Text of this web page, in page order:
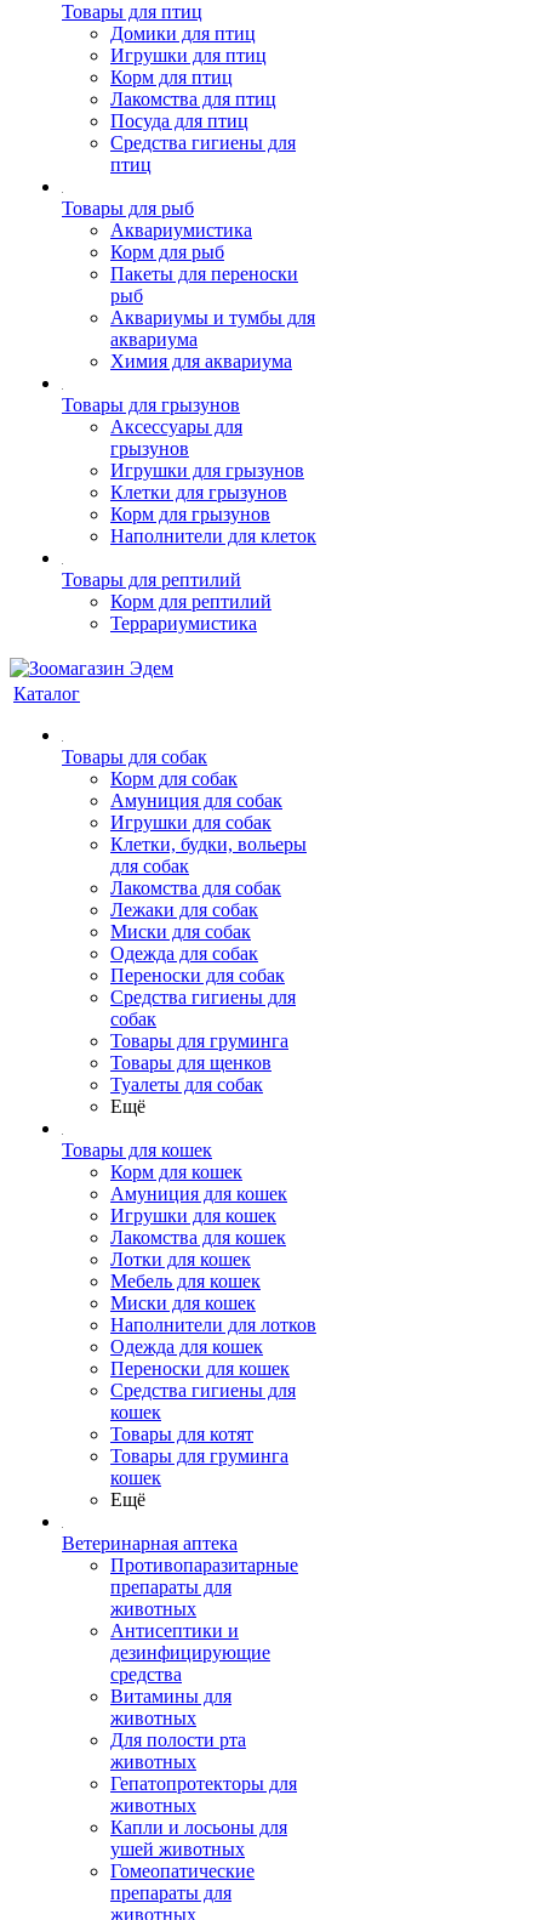
Товары для птиц
Домики для птиц
Игрушки для птиц
Корм для птиц
Лакомства для птиц
Посуда для птиц
Средства гигиены для
птиц
Товары для рыб
Аквариумистика
Корм для рыб
Пакеты для переноски
рыб
Аквариумы и тумбы для
аквариума
Химия для аквариума
Товары для грызунов
Аксессуары для
грызунов
Игрушки для грызунов
Клетки для грызунов
Корм для грызунов
Наполнители для клеток
Товары для рептилий
Корм для рептилий
Террариумистика
Каталог
Товары для собак
Корм для собак
Амуниция для собак
Игрушки для собак
Клетки, будки, вольеры
для собак
Лакомства для собак
Лежаки для собак
Миски для собак
Одежда для собак
Переноски для собак
Средства гигиены для
собак
Товары для груминга
Товары для щенков
Туалеты для собак
Ещё
Товары для кошек
Корм для кошек
Амуниция для кошек
Игрушки для кошек
Лакомства для кошек
Лотки для кошек
Мебель для кошек
Миски для кошек
Наполнители для лотков
Одежда для кошек
Переноски для кошек
Средства гигиены для
кошек
Товары для котят
Товары для груминга
кошек
Ещё
Ветеринарная аптека
Противопаразитарные
препараты для
животных
Антисептики и
дезинфицирующие
средства
Витамины для
животных
Для полости рта
животных
Гепатопротекторы для
животных
Капли и лосьоны для
ушей животных
Гомеопатические
препараты для
животных